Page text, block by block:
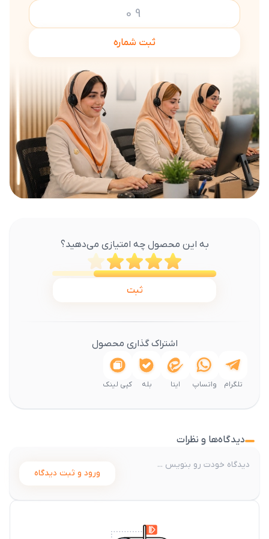
ثبت شماره
به این محصول چه امتیازی می‌دهید؟
ثبت
اشتراک گذاری محصول
تلگرام واتساپ ایتا بله کپی لینک
دیدگاه‌ها و نظرات
ورود و ثبت دیدگاه